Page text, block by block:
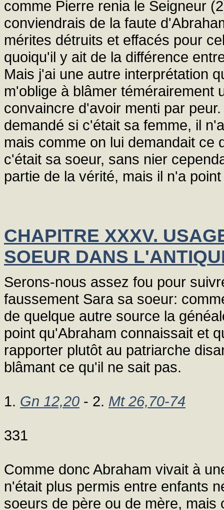
comme Pierre renia le Seigneur
conviendrais de la faute
mérites détruits et effacés pour
quoiqu'il y ait de la différence
Mais j'ai une autre interprétation
m'oblige à blâmer témérairement
convaincre d'avoir menti par
demandé si c'était sa femme, il
mais comme on lui demandait ce
c'était sa soeur, sans nier
partie de la vérité, mais il n'a
CHAPITRE XXXV.
SOEUR DANS
Serons-nous assez fou pour
faussement Sara sa soeur:
de quelque autre source la
point qu'Abraham connaissait et
rapporter plutôt au patriarche
blâmant ce qu'il ne sait pas.
1. Gn 12,20 - 2. Mt 26,70-74
331
Comme donc Abraham vivait à
n'était plus permis entre enfants
soeurs de père ou de mère,